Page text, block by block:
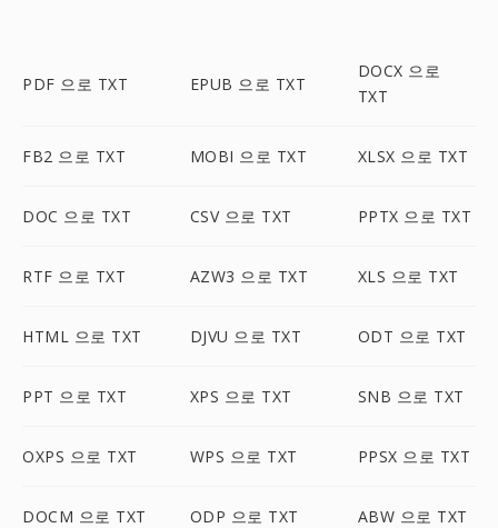
PDF 으로 TXT EPUB 으로 TXT
DOCX 으로
TXT
FB2 으로 TXT MOBI 으로 TXT XLSX 으로 TXT
DOC 으로 TXT CSV 으로 TXT PPTX 으로 TXT
RTF 으로 TXT AZW3 으로 TXT XLS 으로 TXT
HTML 으로 TXT DJVU 으로 TXT ODT 으로 TXT
PPT 으로 TXT XPS 으로 TXT SNB 으로 TXT
OXPS 으로 TXT WPS 으로 TXT PPSX 으로 TXT
DOCM 으로 TXT ODP 으로 TXT ABW 으로 TXT